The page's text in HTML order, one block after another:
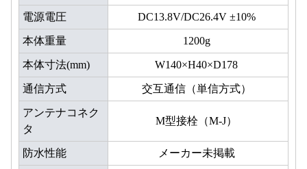
電源電圧 DC13.8V/DC26.4V ±10%
本体重量 1200g
本体寸法(mm) W140×H40×D178
通信方式 交互通信（単信方式）
アンテナコネク
タ
M型接栓（M-J）
防水性能 メーカー未掲載